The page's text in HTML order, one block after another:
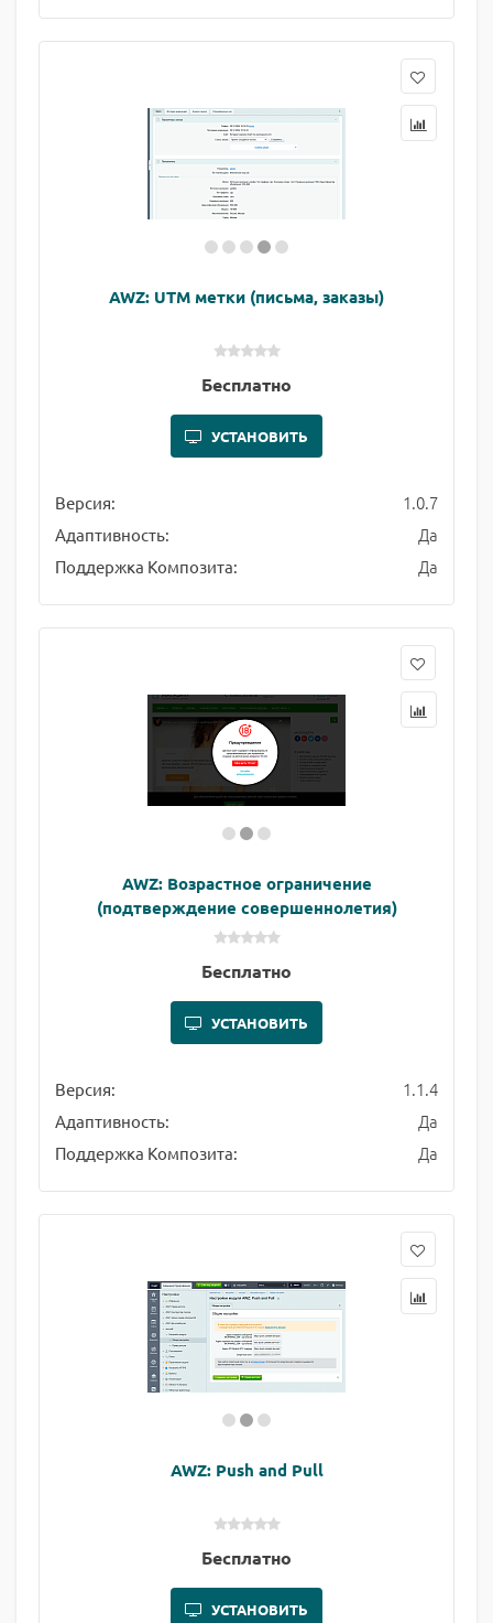
AWZ: UTM метки (письма, заказы)
Бесплатно
УСТАНОВИТЬ
Версия: 1.0.7
Адаптивность: Да
Поддержка Композита: Да
AWZ: Возрастное ограничение
(подтверждение совершеннолетия)
Бесплатно
УСТАНОВИТЬ
Версия: 1.1.4
Адаптивность: Да
Поддержка Композита: Да
AWZ: Push and Pull
Бесплатно
УСТАНОВИТЬ